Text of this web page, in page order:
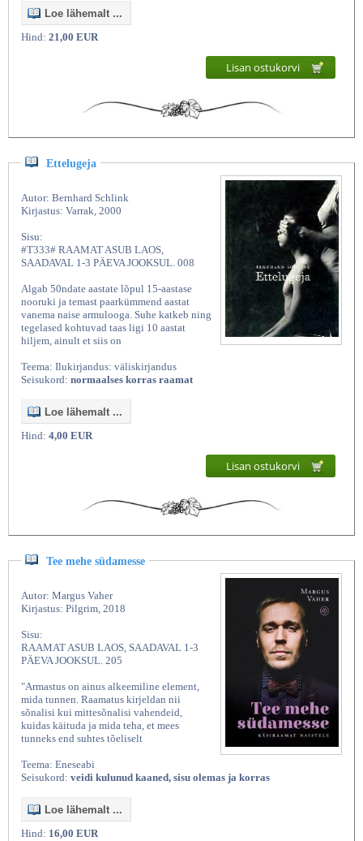
Loe lähemalt ...
Hind: 21,00 EUR
Lisan ostukorvi
Ettelugeja
Autor: Bernhard Schlink
Kirjastus: Varrak, 2000
Sisu:
#T333# RAAMAT ASUB LAOS,
SAADAVAL 1-3 PÄEVA JOOKSUL. 008
Algab 50ndate aastate lõpul 15-aastase
nooruki ja temast paarkümmend aastat
vanema naise armulooga. Suhe katkeb ning
tegelased kohtuvad taas ligi 10 aastat
hiljem, ainult et siis on
Teema: Ilukirjandus: väliskirjandus
Seisukord: normaalses korras raamat
Loe lähemalt ...
Hind: 4,00 EUR
Lisan ostukorvi
Tee mehe südamesse
Autor: Margus Vaher
Kirjastus: Pilgrim, 2018
Sisu:
RAAMAT ASUB LAOS, SAADAVAL 1-3
PÄEVA JOOKSUL. 205
"Armastus on ainus alkeemiline element,
mida tunnen. Raamatus kirjeldan nii
sõnalisi kui mittesõnalisi vahendeid,
kuidas käituda ja mida teha, et mees
tunneks end suhtes tõeliselt
Teema: Eneseabi
Seisukord: veidi kulunud kaaned, sisu olemas ja korras
Loe lähemalt ...
Hind: 16,00 EUR